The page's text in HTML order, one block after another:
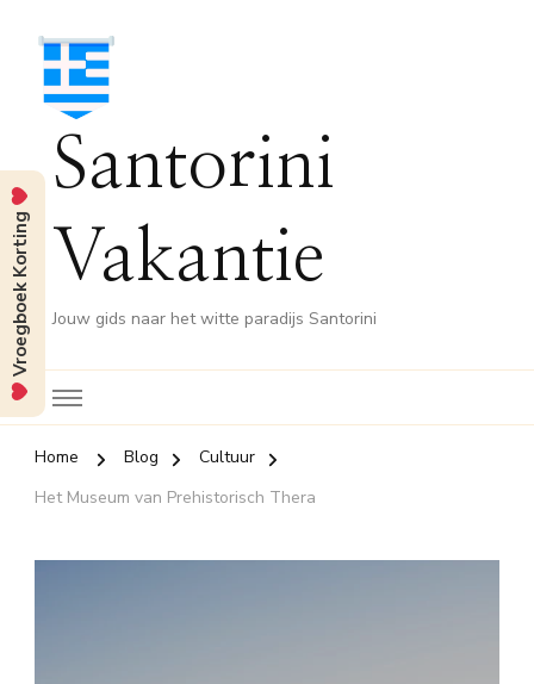
Santorini
Vakantie
Jouw gids naar het witte paradijs Santorini
Home Blog
Cultuur
Het Museum van Prehistorisch Thera
Vroegboek Korting